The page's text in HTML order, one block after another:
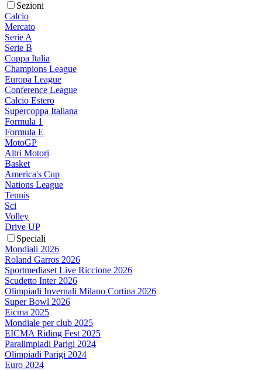
Sezioni
Calcio
Mercato
Serie A
Serie B
Coppa Italia
Champions League
Europa League
Conference League
Calcio Estero
Supercoppa Italiana
Formula 1
Formula E
MotoGP
Altri Motori
Basket
America's Cup
Nations League
Tennis
Sci
Volley
Drive UP
Speciali
Mondiali 2026
Roland Garros 2026
Sportmediaset Live Riccione 2026
Scudetto Inter 2026
Olimpiadi Invernali Milano Cortina 2026
Super Bowl 2026
Eicma 2025
Mondiale per club 2025
EICMA Riding Fest 2025
Paralimpiadi Parigi 2024
Olimpiadi Parigi 2024
Euro 2024